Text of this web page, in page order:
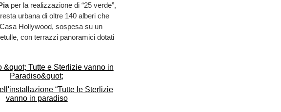
per la realizzazione di “25 verde”,
urbana di oltre 140 alberi che
Hollywood, sospesa su un
con terrazzi panoramici dotati